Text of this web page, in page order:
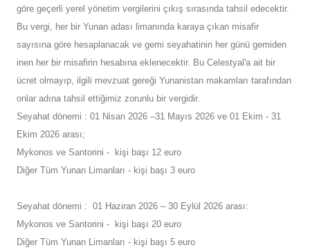
göre geçerli yerel yönetim vergilerini çıkış sırasında tahsil edecektir.
Bu vergi, her bir Yunan adası limanında karaya çıkan misafir
sayısına göre hesaplanacak ve gemi seyahatinin her günü gemiden
inen her bir misafirin hesabına eklenecektir. Bu Celestyal'a ait bir
ücret olmayıp, ilgili mevzuat gereği Yunanistan makamları tarafından
onlar adına tahsil ettiğimiz zorunlu bir vergidir.
Seyahat dönemi : 01 Nisan 2026 –31 Mayıs 2026 ve 01 Ekim - 31
Ekim 2026 arası;
Mykonos ve Santorini - kişi başı 12 euro
Diğer Tüm Yunan Limanları - kişi başı 3 euro
Seyahat dönemi : 01 Haziran 2026 – 30 Eylül 2026 arası:
Mykonos ve Santorini - kişi başı 20 euro
Diğer Tüm Yunan Limanları - kişi başı 5 euro